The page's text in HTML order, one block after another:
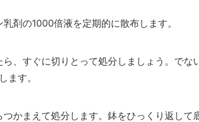
剤の1000倍液を定期的に散布します。
、すぐに切りとって処分しましょう。でな
ます。
かまえて処分します。鉢をひっくり返して